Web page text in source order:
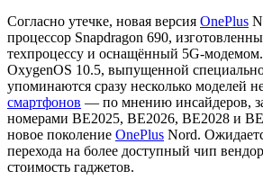
Согласно утечке, новая версия OnePlus
процессор Snapdragon 690,
техпроцессу и оснащённый 5G-
OxygenOS 10.5, выпущенной
упоминаются сразу несколько моделей
смартфонов — по мнению инсайдеров,
номерами BE2025, BE2026, BE2028 и
новое поколение OnePlus Nord.
перехода на более доступный чип
стоимость гаджетов.